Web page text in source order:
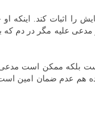
را اثبات کند. اینکه
علیه مگر در دم که
بلکه ممکن است
هم عدم ضمان